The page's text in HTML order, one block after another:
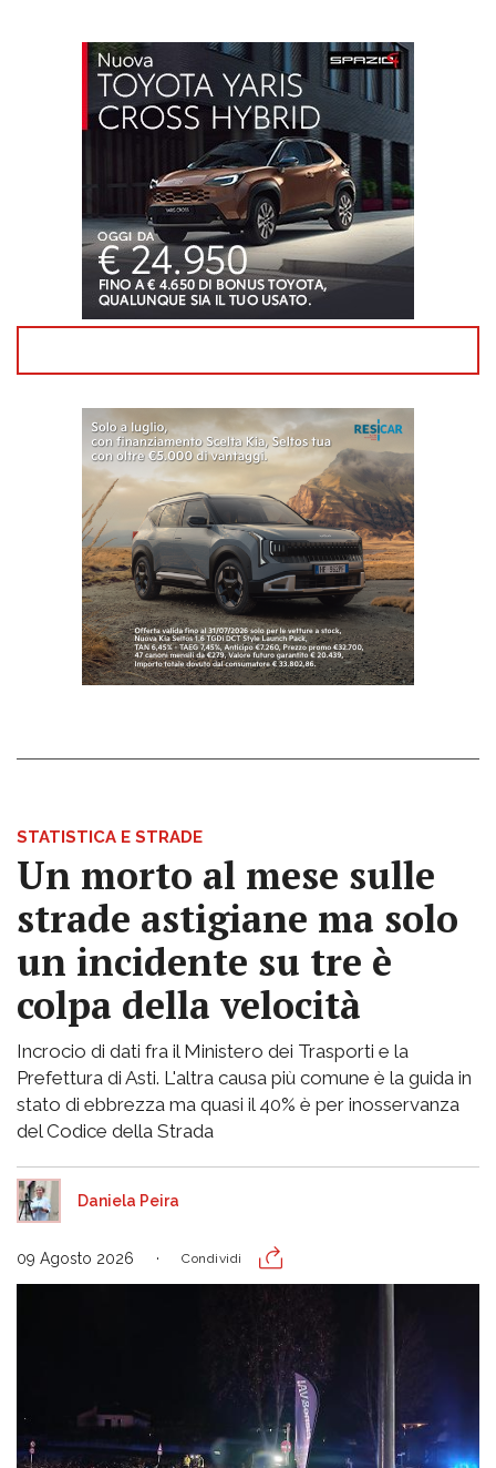
STATISTICA E STRADE
Un morto al mese sulle
strade astigiane ma solo
un incidente su tre è
colpa della velocità
Incrocio di dati fra il Ministero dei Trasporti e la
Prefettura di Asti. L'altra causa più comune è la guida in
stato di ebbrezza ma quasi il 40% è per inosservanza
del Codice della Strada
Daniela Peira
09 Agosto 2026 Condividi